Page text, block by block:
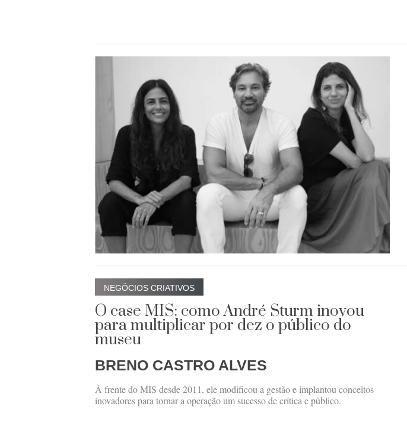
NEGÓCIOS CRIATIVOS
O case MIS: como André Sturm inovou
para multiplicar por dez o público do
museu
BRENO CASTRO ALVES
À frente do MIS desde 2011, ele modificou a gestão e implantou conceitos
inovadores para tornar a operação um sucesso de crítica e público.